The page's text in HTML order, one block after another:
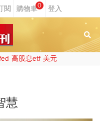
0
高股息etf 美元
慧